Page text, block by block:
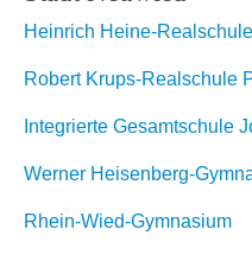
Heinrich Heine-
Robert Krups-Realschule
Integrierte Gesamtschule
Werner Heisenberg-
Rhein-Wied-Gymnasium